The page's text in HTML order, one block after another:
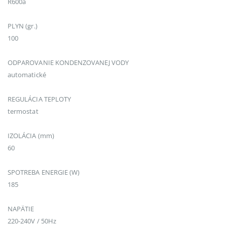
R600a
PLYN (gr.)
100
ODPAROVANIE KONDENZOVANEJ VODY
automatické
REGULÁCIA TEPLOTY
termostat
IZOLÁCIA (mm)
60
SPOTREBA ENERGIE (W)
185
NAPÄTIE
220-240V / 50Hz